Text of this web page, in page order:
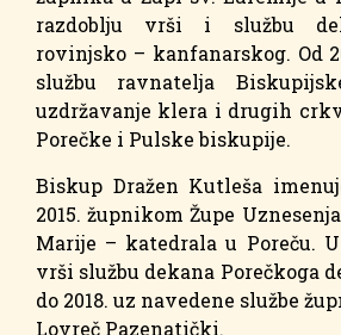
razdoblju vrši i službu
rovinjsko – kanfanarskog. Od
službu ravnatelja
uzdržavanje klera i drugih
Porečke i Pulske biskupije.
Biskup Dražen Kutleša
2015. župnikom Župe
Marije – katedrala u Poreču.
vrši službu dekana Porečkoga
do 2018. uz navedene službe
Lovreč Pazenatički.